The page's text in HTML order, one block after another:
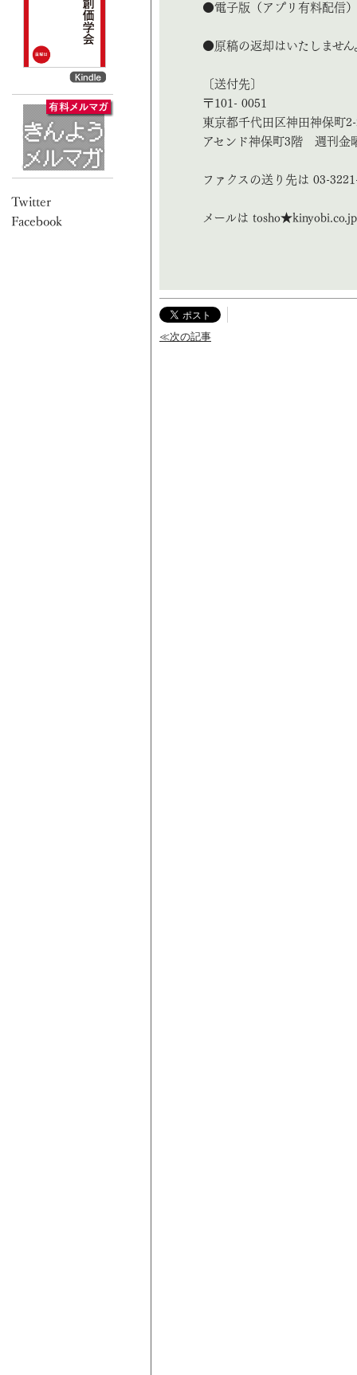
●電子版（アプリ有料配信
●原稿の返却はいたしませ
〔送付先〕
〒101- 0051
東京都千代田区神田神保町
アセンド神保町3階 週刊金
ファクスの送り先は 03-
メールは
≪次の記事